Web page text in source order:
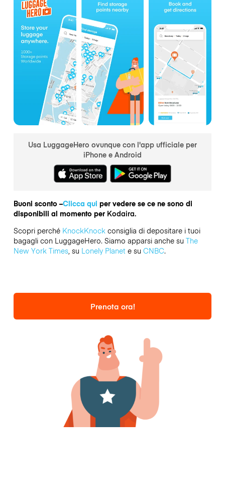
Usa LuggageHero ovunque con l'app ufficiale per
iPhone e Android
Buoni sconto –Clicca qui per vedere se ce ne sono di
disponibili al momento per Kodaira.
Scopri perché KnockKnockconsiglia di depositare i tuoi
bagagli con LuggageHero. Siamo apparsi anche su The
New York Times, su Lonely Planete su CNBC.
Prenota ora!